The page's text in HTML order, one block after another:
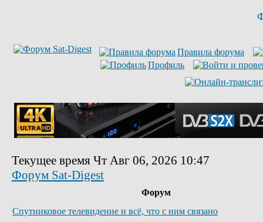
Правила форума
Профиль
Текущее время Чт Авг 06, 2026 10:47
Форум Sat-Digest
Форум
Спутниковое телевидение и всё, что с ним связано